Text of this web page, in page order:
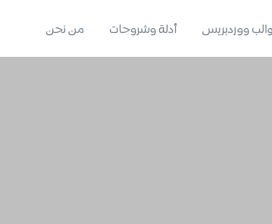
ووردبريس أدلة وشروحات من نحن